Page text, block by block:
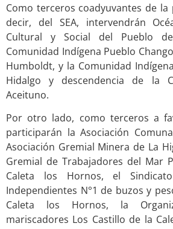
Como terceros coadyuvantes de la
decir, del SEA, intervendrán
Cultural y Social del Pueblo
Comunidad Indígena Pueblo
Humboldt, y la Comunidad
Hidalgo y descendencia de la
Aceituno.
Por otro lado, como terceros a
participarán la Asociación
Asociación Gremial Minera de La
Gremial de Trabajadores del Mar
Caleta los Hornos, el
Independientes N°1 de buzos y
Caleta los Hornos, la
mariscadores Los Castillo de la